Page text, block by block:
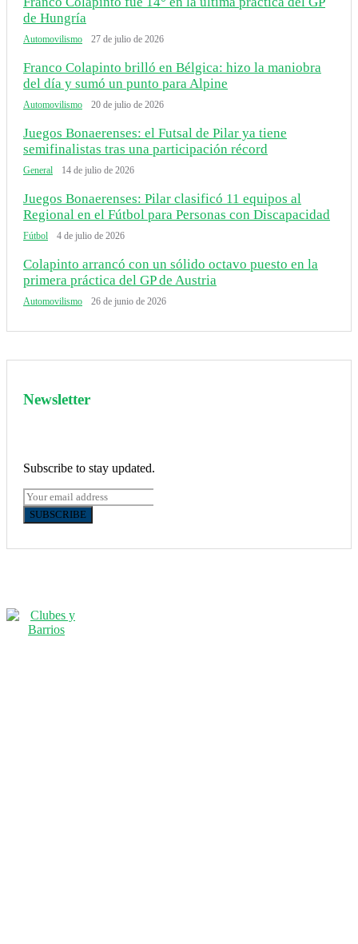
de Hungría
Automovilismo 27 de julio de 2026
Franco Colapinto brilló en Bélgica: hizo la maniobra
del día y sumó un punto para Alpine
Automovilismo 20 de julio de 2026
Juegos Bonaerenses: el Futsal de Pilar ya tiene
semifinalistas tras una participación récord
General 14 de julio de 2026
Juegos Bonaerenses: Pilar clasificó 11 equipos al
Regional en el Fútbol para Personas con Discapacidad
Fútbol 4 de julio de 2026
Colapinto arrancó con un sólido octavo puesto en la
primera práctica del GP de Austria
Automovilismo 26 de junio de 2026
Newsletter
Subscribe to stay updated.
SUBSCRIBE